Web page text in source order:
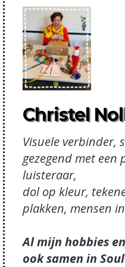
Christel
Visuele verbinder,
gezegend met een
luisteraar,
dol op kleur,
plakken, mensen
Al mijn hobbies
ook samen in